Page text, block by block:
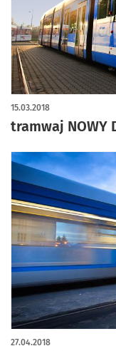
tramwaj NOWY
15.03.2018
27.04.2018